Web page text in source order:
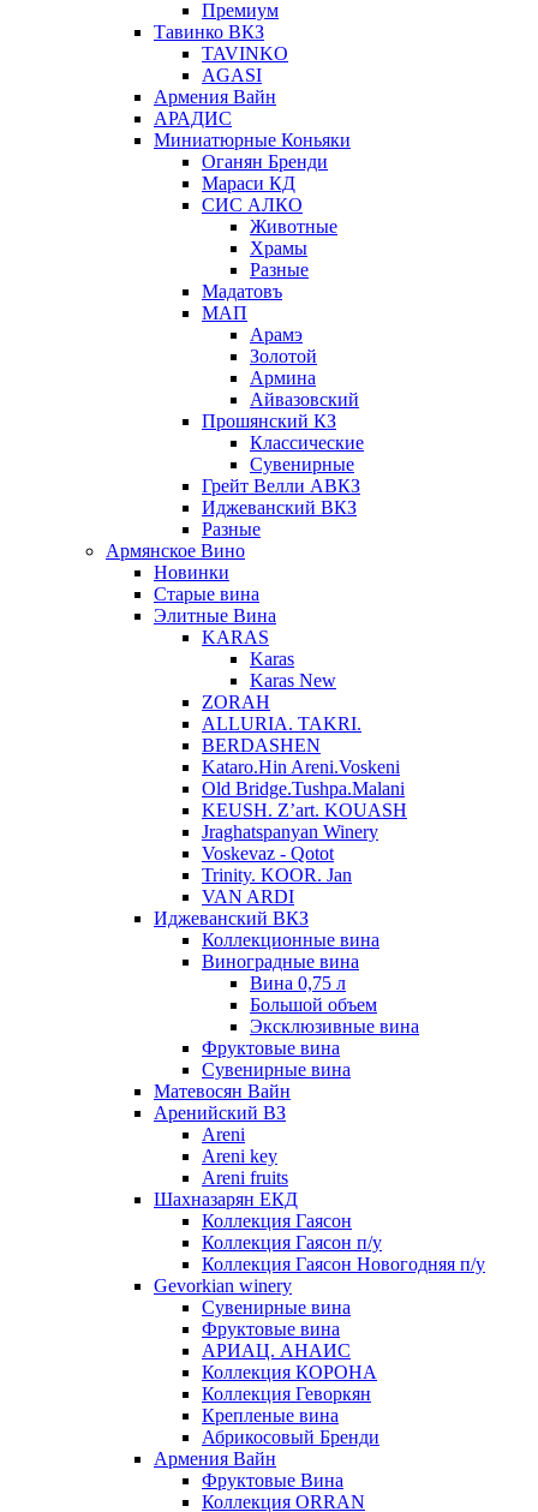
Премиум
Тавинко ВКЗ
TAVINKO
AGASI
Армения Вайн
АРАДИС
Миниатюрные Коньяки
Оганян Бренди
Мараси КД
СИС АЛКО
Животные
Храмы
Разные
Мадатовъ
МАП
Арамэ
Золотой
Армина
Айвазовский
Прошянский КЗ
Классические
Сувенирные
Грейт Велли АВКЗ
Иджеванский ВКЗ
Разные
Армянское Вино
Новинки
Старые вина
Элитные Вина
KARAS
Karas
Karas New
ZORAH
ALLURIA. TAKRI.
BERDASHEN
Kataro.Hin Areni.Voskeni
Old Bridge.Tushpa.Malani
KEUSH. Z’art. KOUASH
Jraghatspanyan Winery
Voskevaz - Qotot
Trinity. KOOR. Jan
VAN ARDI
Иджеванский ВКЗ
Коллекционные вина
Виноградные вина
Вина 0,75 л
Большой объем
Эксклюзивные вина
Фруктовые вина
Cувенирные вина
Матевосян Вайн
Аренийский ВЗ
Areni
Areni key
Areni fruits
Шахназарян ЕКД
Коллекция Гаясон
Коллекция Гаясон п/у
Коллекция Гаясон Новогодняя п/у
Gevorkian winery
Сувенирные вина
Фруктовые вина
АРИАЦ. АНАИС
Коллекция КОРОНА
Коллекция Геворкян
Крепленые вина
Абрикосовый Бренди
Армения Вайн
Фруктовые Вина
Коллекция ORRAN